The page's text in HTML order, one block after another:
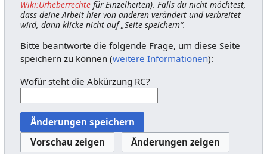
Wiki:Urheberrechte für Einzelheiten). Falls du nicht möchtest,
dass deine Arbeit hier von anderen verändert und verbreitet
wird, dann klicke nicht auf „Seite speichern“.
Bitte beantworte die folgende Frage, um diese Seite
speichern zu können (weitere Informationen):
Wofür steht die Abkürzung RC?